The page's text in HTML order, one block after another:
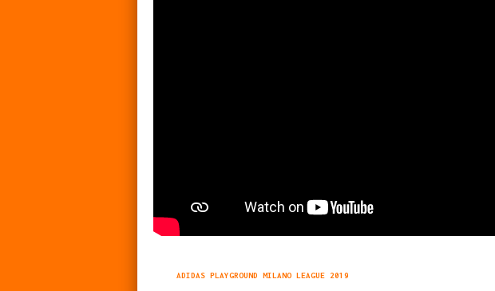
ADIDAS PLAYGROUND MILANO LEAGUE 2019